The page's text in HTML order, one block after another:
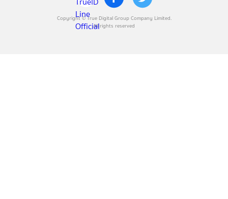
Copyright © True Digital Group Company Limited.
All rights reserved